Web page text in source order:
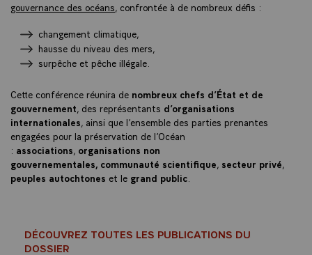
gouvernance des océans, confrontée à de nombreux défis :
changement climatique,
hausse du niveau des mers,
surpêche et pêche illégale.
Cette conférence réunira de nombreux chefs d’État et de
gouvernement, des représentants d’organisations
internationales, ainsi que l’ensemble des parties prenantes
engagées pour la préservation de l’Océan
: associations, organisations non
gouvernementales, communauté scientifique, secteur privé,
peuples autochtones et le grand public
DÉCOUVREZ TOUTES LES PUBLICATIONS DU
DOSSIER